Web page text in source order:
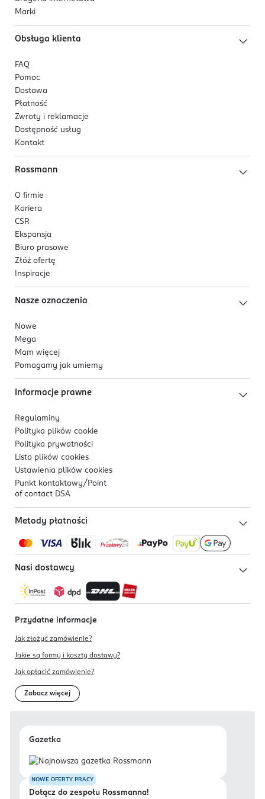
Marki
Obsługa klienta
FAQ
Pomoc
Dostawa
Płatność
Zwroty i reklamacje
Dostępność usług
Kontakt
Rossmann
O firmie
Kariera
CSR
Ekspansja
Biuro prasowe
Złóż ofertę
Inspiracje
Nasze oznaczenia
Nowe
Mega
Mam więcej
Pomagamy jak umiemy
Informacje prawne
Regulaminy
Polityka plików cookie
Polityka prywatności
Lista plików cookies
Ustawienia plików cookies
Punkt kontaktowy/ Point
of contact DSA
Metody płatności
Nasi dostawcy
Przydatne informacje
Jak złożyć zamówienie?
Jakie są formy i koszty dostawy?
Jak opłacić zamówienie?
Zobacz więcej
Gazetka
NOWE OFERTY PRACY
Dołącz do zespołu Rossmanna!